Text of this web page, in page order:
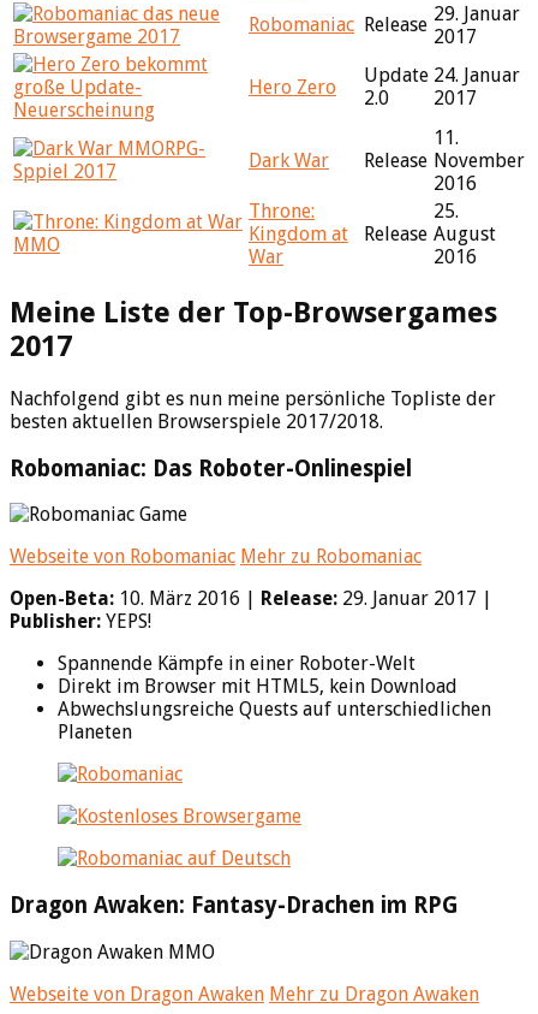
Robomaniac Release 29. Januar
2017
Hero Zero
Update
2.0
24. Januar
2017
Dark War Release
11.
November
2016
Throne:
Kingdom at
War
Release
25.
August
2016
Meine Liste der Top-Browsergames
2017
Nachfolgend gibt es nun meine persönliche Topliste der
besten aktuellen Browserspiele 2017/2018.
Robomaniac: Das Roboter-Onlinespiel
Webseite von Robomaniac Mehr zu Robomaniac
Open-Beta: 10. März 2016 | Release: 29. Januar 2017 |
Publisher: YEPS!
Spannende Kämpfe in einer Roboter-Welt
Direkt im Browser mit HTML5, kein Download
Abwechslungsreiche Quests auf unterschiedlichen
Planeten
Dragon Awaken: Fantasy-Drachen im RPG
Webseite von Dragon Awaken Mehr zu Dragon Awaken